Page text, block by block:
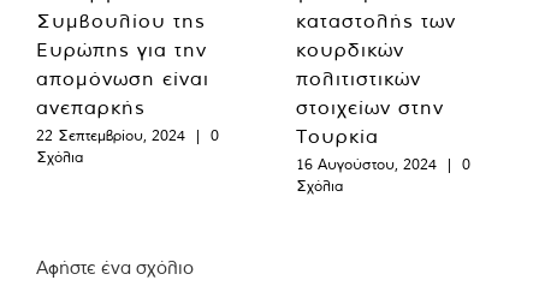
Συμβουλίου της
Ευρώπης για την
απομόνωση είναι
ανεπαρκής
22 Σεπτεμβρίου, 2024 |
0
Σχόλια
καταστολής των
κουρδικών
πολιτιστικών
στοιχείων στην
Τουρκία
16 Αυγούστου, 2024 |
0
Σχόλια
Αφήστε ένα σχόλιο